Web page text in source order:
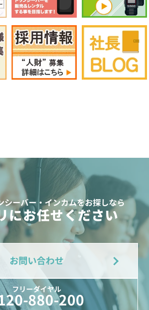
シーバー・インカムをお探しなら
にお任せください
お問い合わせ
フリーダイヤル
880-200